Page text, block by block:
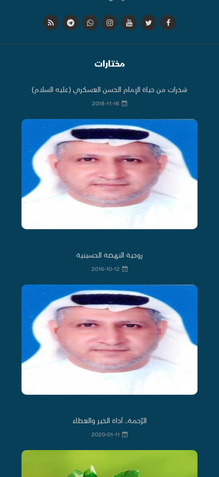
مختارات
شذرات من حياة الإمام الحسن العسكري (عليه السلام)
2018-11-16
روحية النهضة الحسينية
2016-10-12
الرّحمة.. أداة الخير والعطاء
2020-01-11